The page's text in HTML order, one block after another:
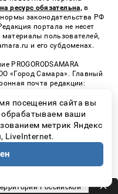
ресурс обязательна, в
законодательства РФ
портала не несет
пользователей,
и его субдоменах.
PROGORODSAMARA
«Город Самара». Главный
почта редакции:
СМИ: ЭЛ № ФС 77 -
Федеральной службой по
технологий и массовых
сайта 16+
рекомендательные
предоставления
и анализа
Российской
посещения сайта вы
обрабатываем ваши
метрик Яндекс
LiveInternet.